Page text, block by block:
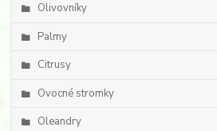
Olivovníky
Palmy
Citrusy
Ovocné stromky
Oleandry